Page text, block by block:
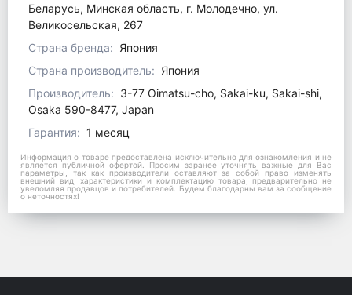
Беларусь, Минская область, г. Молодечно, ул.
Великосельская, 267
Страна бренда: Япония
Страна производитель: Япония
Производитель: 3-77 Oimatsu-cho, Sakai-ku, Sakai-shi,
Osaka 590-8477, Japan
Гарантия: 1 месяц
Информация о товаре предоставлена исключительно для ознакомления и не
является публичной офертой. Просим заранее уточнять важные для Вас
параметры, так как производители оставляют за собой право изменять
внешний вид, характеристики и комплектацию товара, предварительно не
уведомляя продавцов и потребителей. Будем благодарны вам за сообщение
о неточностях!